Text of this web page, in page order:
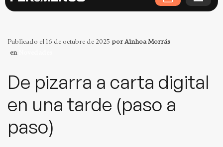
Publicado el 16 de octubre de 2025 porAinhoa Morrás
en
De pizarra a carta digital
en una tarde (paso a
paso)